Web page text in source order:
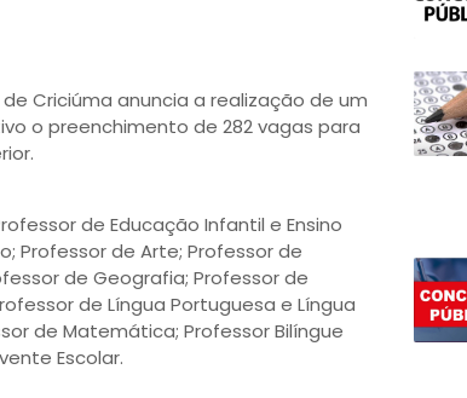
Criciúma anuncia a realização de um
o preenchimento de 282 vagas para
de Educação Infantil e Ensino
Professor de Arte; Professor de
de Geografia; Professor de
de Língua Portuguesa e Língua
de Matemática; Professor Bilíngue
Escolar.